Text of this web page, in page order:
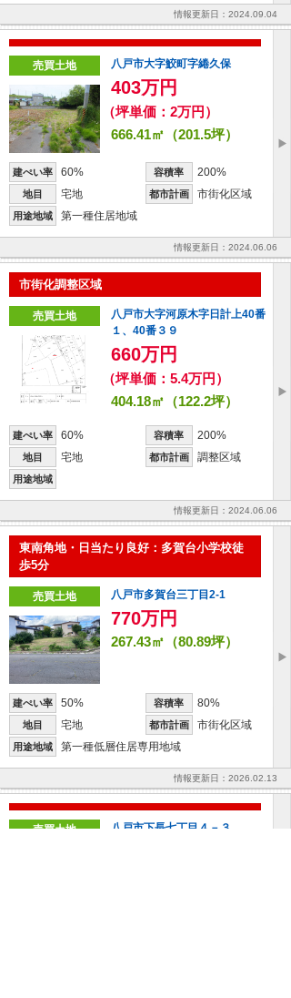
情報更新日：2024.09.04
売買土地 八戸市大字鮫町字綣久保
403万円
（坪単価：2万円）
666.41㎡（201.5坪）
建ぺい率 60% 容積率 200%
地目 宅地 都市計画 市街化区域
用途地域 第一種住居地域
情報更新日：2024.06.06
市街化調整区域
売買土地
八戸市大字河原木字日計上40番
１、40番３９
660万円
（坪単価：5.4万円）
404.18㎡（122.2坪）
建ぺい率 60% 容積率 200%
地目 宅地 都市計画 調整区域
用途地域
情報更新日：2024.06.06
東南角地・日当たり良好：多賀台小学校徒
歩5分
売買土地 八戸市多賀台三丁目2-1
770万円
267.43㎡（80.89坪）
建ぺい率 50% 容積率 80%
地目 宅地 都市計画 市街化区域
用途地域 第一種低層住居専用地域
情報更新日：2026.02.13
売買土地 八戸市下長七丁目４－３